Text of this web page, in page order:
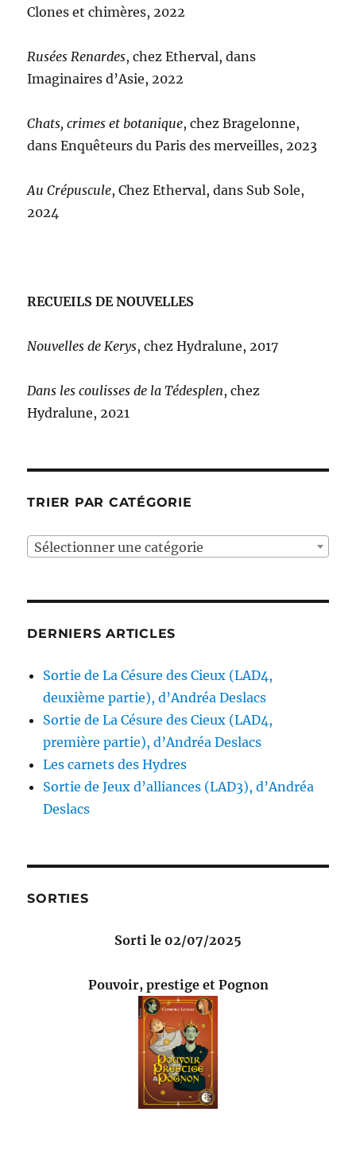
Clones et chimères, 2022
Rusées Renardes, chez Etherval, dans
Imaginaires d’Asie, 2022
Chats, crimes et botanique, chez Bragelonne,
dans Enquêteurs du Paris des merveilles, 2023
Au Crépuscule, Chez Etherval, dans Sub Sole,
2024
RECUEILS DE NOUVELLES
Nouvelles de Kerys, chez Hydralune, 2017
Dans les coulisses de la Tédesplen, chez
Hydralune, 2021
TRIER PAR CATÉGORIE
Sélectionner une catégorie
DERNIERS ARTICLES
Sortie de La Césure des Cieux (LAD4,
deuxième partie), d’Andréa Deslacs
Sortie de La Césure des Cieux (LAD4,
première partie), d’Andréa Deslacs
Les carnets des Hydres
Sortie de Jeux d’alliances (LAD3), d’Andréa
Deslacs
SORTIES
Sorti le 02/07/2025
Pouvoir, prestige et Pognon